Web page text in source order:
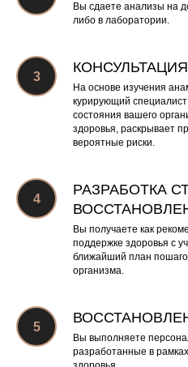
Вы сдаете анализы на
либо в лаборатории.
КОНСУЛЬТАЦИЯ
На основе изучения
курирующий специалист
состояния вашего
здоровья, раскрывает
вероятные риски.
РАЗРАБОТКА
Вы получаете как
поддержке здоровья с
ближайший план
организма.
Вы выполняете
разработанные в